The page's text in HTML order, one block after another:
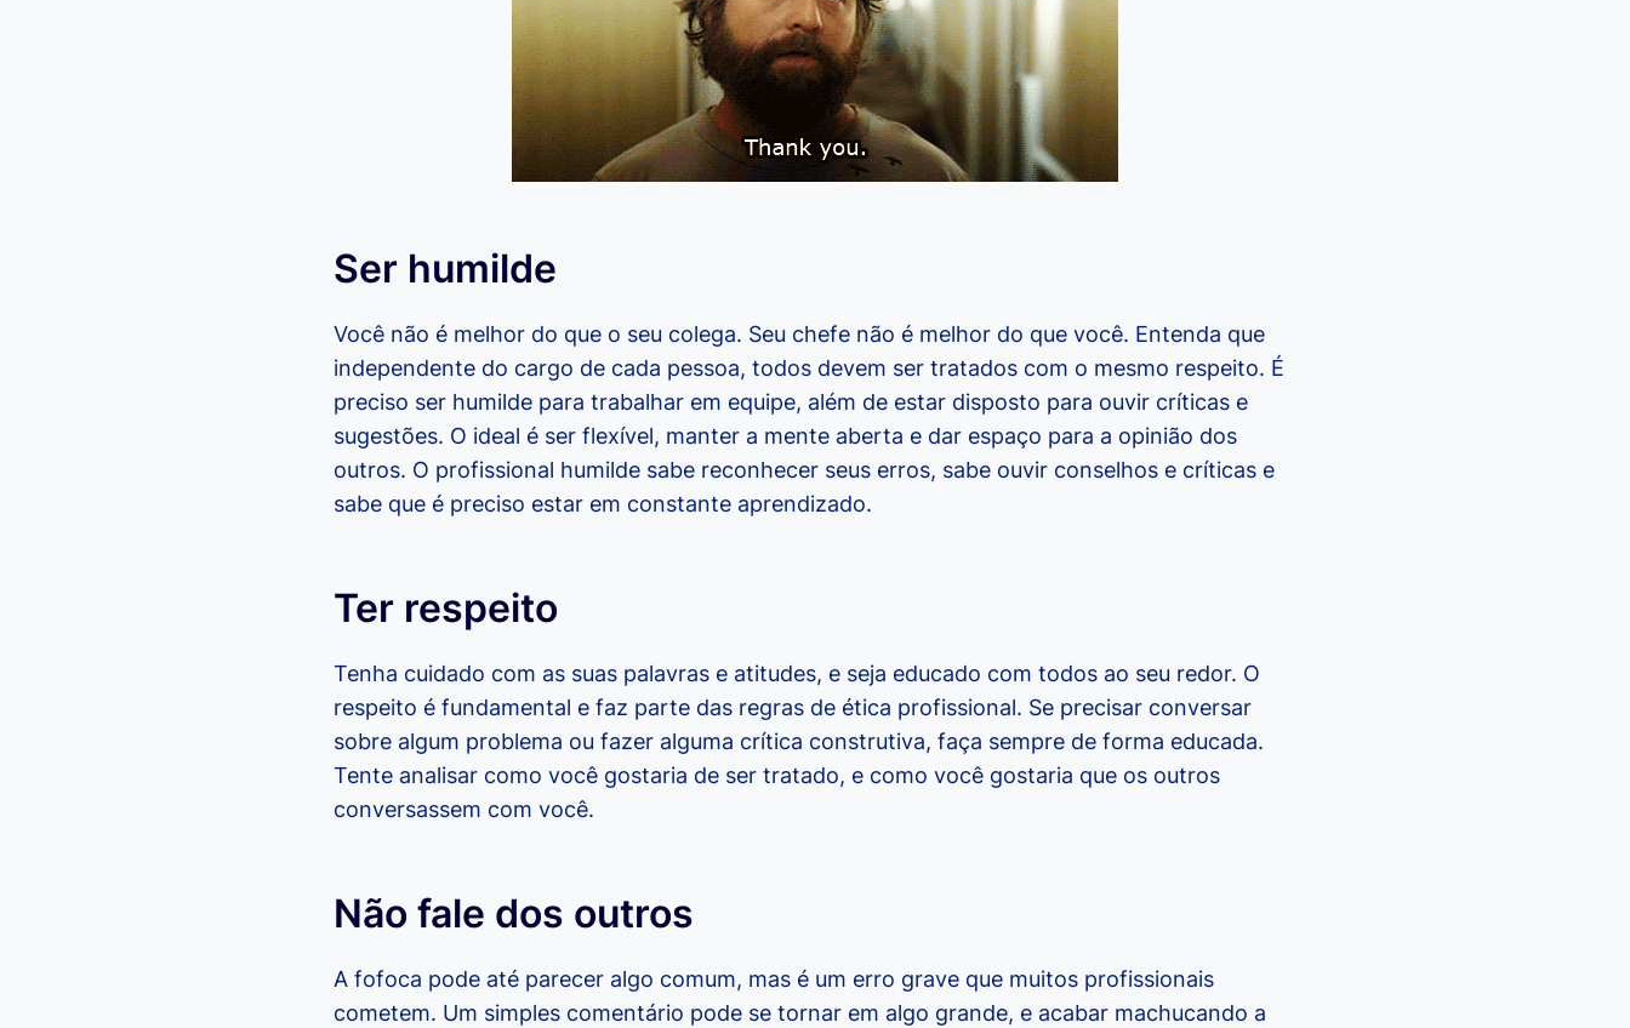
Ser humilde
Você não é melhor do que o seu colega. Seu chefe não é melhor do que você. Entenda que
independente do cargo de cada pessoa, todos devem ser tratados com o mesmo respeito. É
preciso ser humilde para trabalhar em equipe, além de estar disposto para ouvir críticas e
sugestões. O ideal é ser flexível, manter a mente aberta e dar espaço para a opinião dos
outros. O profissional humilde sabe reconhecer seus erros, sabe ouvir conselhos e críticas e
sabe que é preciso estar em constante aprendizado.
Ter respeito
Tenha cuidado com as suas palavras e atitudes, e seja educado com todos ao seu redor. O
respeito é fundamental e faz parte das regras de ética profissional. Se precisar conversar
sobre algum problema ou fazer alguma crítica construtiva, faça sempre de forma educada.
Tente analisar como você gostaria de ser tratado, e como você gostaria que os outros
conversassem com você.
Não fale dos outros
A fofoca pode até parecer algo comum, mas é um erro grave que muitos profissionais
cometem. Um simples comentário pode se tornar em algo grande, e acabar machucando a